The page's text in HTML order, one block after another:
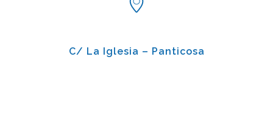
C/ La Iglesia – Panticosa